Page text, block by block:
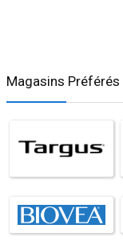
Magasins Préférés